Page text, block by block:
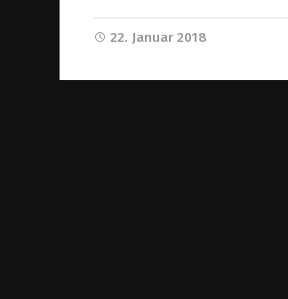
22. Januar 2018